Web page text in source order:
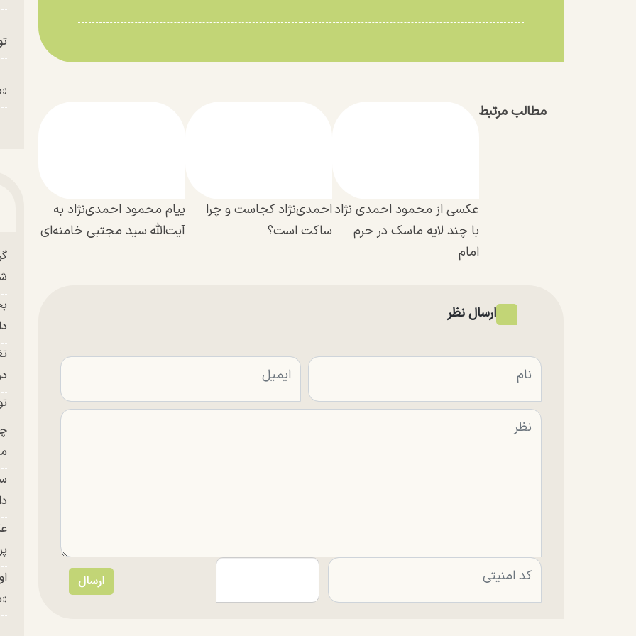
مطالب مرتبط
عکسی از محمود احمدی نژاد
با چند لایه ماسک در حرم
امام
احمدی‌نژاد کجاست و چرا
ساکت است؟
پیام محمود احمدی‌‌نژاد به
آیت‌الله سید مجتبی خامنه‌ای
ارسال نظر